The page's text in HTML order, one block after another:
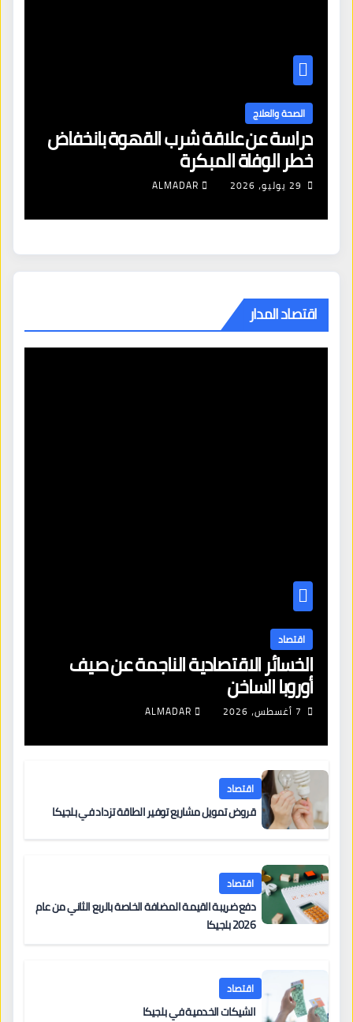
الصحة والعلاج
دراسة عن علاقة شرب القهوة بانخفاض
خطر الوفاة المبكرة
29 يوليو، 2026 ALMADAR
اقتصاد المدار
اقتصاد
الخسائر الاقتصادية الناجمة عن صيف
أوروبا الساخن
7 أغسطس، 2026 ALMADAR
اقتصاد
قروض تمويل مشاريع توفير الطاقة تزداد في بلجيكا
اقتصاد
دفع ضريبة القيمة المضافة الخاصة بالربع الثاني من عام
2026 بلجيكا
اقتصاد
الشيكات الخدمية في بلجيكا